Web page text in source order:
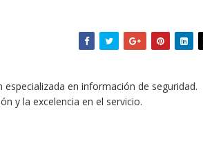
en información de seguridad.
y la excelencia en el servicio.